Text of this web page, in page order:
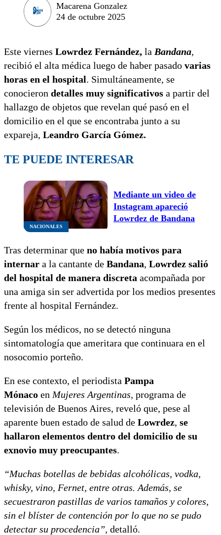
Macarena Gonzalez
24 de octubre 2025
Este viernes Lowrdez Fernández, la Bandana,
recibió el alta médica luego de haber pasado varias
horas en el hospital. Simultáneamente, se
conocieron detalles muy significativos a partir del
hallazgo de objetos que revelan qué pasó en el
domicilio en el que se encontraba junto a su
expareja, Leandro García Gómez.
TE PUEDE INTERESAR
NACIONALES
Mediante un video de
Instagram apareció
Lowrdez de Bandana
Tras determinar que no había motivos para
internar a la cantante de Bandana, Lowrdez salió
del hospital de manera discreta acompañada por
una amiga sin ser advertida por los medios presentes
frente al hospital Fernández.
Según los médicos, no se detectó ninguna
sintomatología que ameritara que continuara en el
nosocomio porteño.
En ese contexto, el periodista Pampa
Mónaco en Mujeres Argentinas, programa de
televisión de Buenos Aires, reveló que, pese al
aparente buen estado de salud de Lowrdez, se
hallaron elementos dentro del domicilio de su
exnovio muy preocupantes.
“Muchas botellas de bebidas alcohólicas, vodka,
whisky, vino, Fernet, entre otras. Además, se
secuestraron pastillas de varios tamaños y colores,
sin el blíster de contención por lo que no se pudo
detectar su procedencia”, detalló.